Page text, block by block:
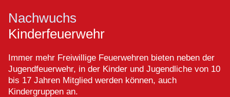
Nachwuchs
Kinderfeuerwehr
Immer mehr Freiwillige Feuerwehren bieten neben der
Jugendfeuerwehr, in der Kinder und Jugendliche von 10
bis 17 Jahren Mitglied werden können, auch
Kindergruppen an.